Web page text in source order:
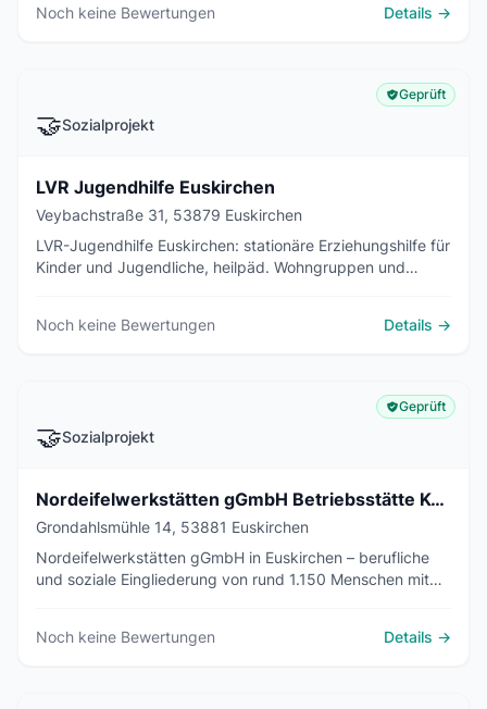
Noch keine Bewertungen Details →
🤝Sozialprojekt
Geprüft
LVR Jugendhilfe Euskirchen
Veybachstraße 31, 53879 Euskirchen
LVR-Jugendhilfe Euskirchen: stationäre Erziehungshilfe für
Kinder und Jugendliche, heilpäd. Wohngruppen und
Noch keine Bewertungen
Details →
🤝Sozialprojekt
Geprüft
Nordeifelwerkstätten gGmbH Betriebsstätte Kuchenheim
Grondahlsmühle 14, 53881 Euskirchen
Nordeifelwerkstätten gGmbH in Euskirchen – berufliche
und soziale Eingliederung von rund 1.150 Menschen mit
Noch keine Bewertungen
Details →